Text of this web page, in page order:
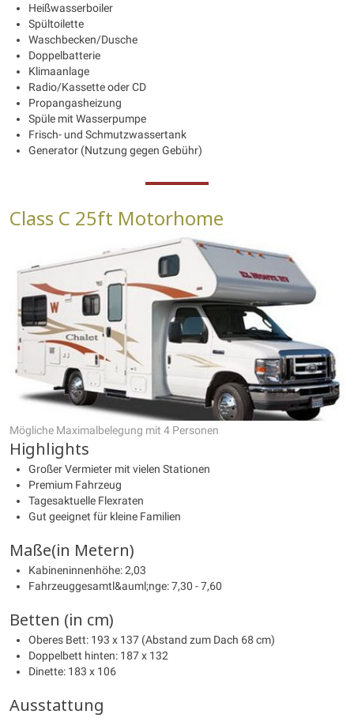
Heißwasserboiler
Spültoilette
Waschbecken/Dusche
Doppelbatterie
Klimaanlage
Radio/Kassette oder CD
Propangasheizung
Spüle mit Wasserpumpe
Frisch- und Schmutzwassertank
Generator (Nutzung gegen Gebühr)
Class C 25ft Motorhome
Mögliche Maximalbelegung mit 4 Personen
Highlights
Großer Vermieter mit vielen Stationen
Premium Fahrzeug
Tagesaktuelle Flexraten
Gut geeignet für kleine Familien
Maße(in Metern)
Kabineninnenhöhe: 2,03
Fahrzeuggesamtl&auml;nge: 7,30 - 7,60
Betten (in cm)
Oberes Bett: 193 x 137 (Abstand zum Dach 68 cm)
Doppelbett hinten: 187 x 132
Dinette: 183 x 106
Ausstattung